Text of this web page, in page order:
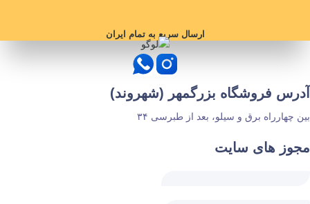
ارسال سریع به تمام ایران
آدرس فروشگاه بزرگمهر (شهروند)
بین چهارراه برق و سیلو، بعد از طبرسی ۳۴
مجوز های سایت